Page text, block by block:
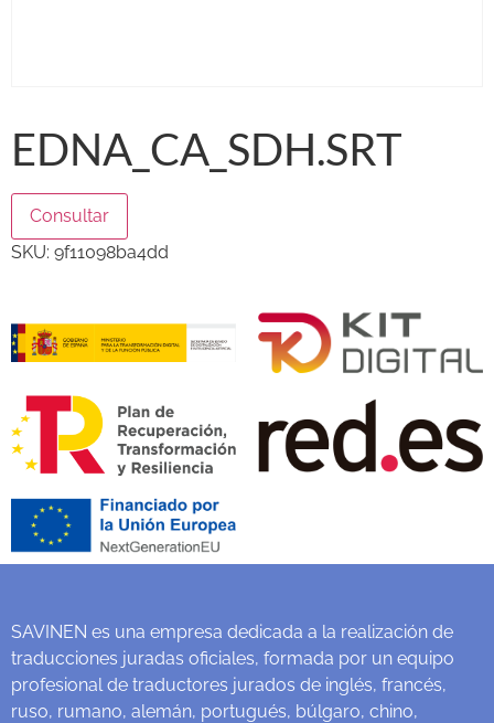
EDNA_CA_SDH.SRT
Consultar
SKU: 9f11098ba4dd
SAVINEN es una empresa dedicada a la realización de
traducciones juradas oficiales, formada por un equipo
profesional de traductores jurados de inglés, francés,
ruso, rumano, alemán, portugués, búlgaro, chino,